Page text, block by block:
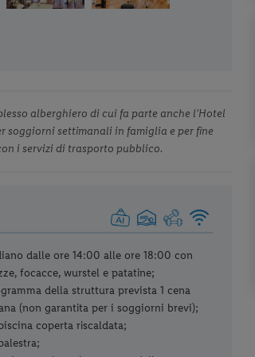
alberghiero di cui fa parte anche l’Hotel
soggiorni settimanali in famiglia e per fine
i servizi di trasporto pubblico.
dalle ore 14:00 alle ore 18:00 con
focacce, wurstel e patatine;
della struttura prevista 1 cena
(non garantita per i soggiorni brevi);
coperta riscaldata;